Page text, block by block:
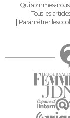
Qui sommes-
Tous les
Paramétrer les